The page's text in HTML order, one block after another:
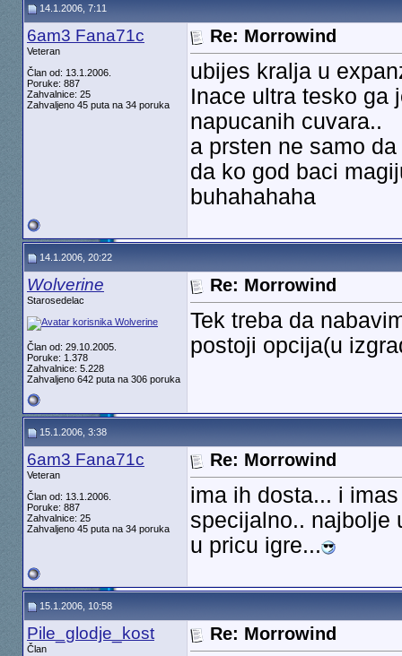
14.1.2006, 7:11
6am3 Fana71c
Veteran
Član od: 13.1.2006.
Poruke: 887
Zahvalnice: 25
Zahvaljeno 45 puta na 34 poruka
Re: Morrowind
ubijes kralja u
Inace ultra tesko ga
napucanih cuvara..
a prsten ne samo
da ko god baci
buhahahaha
14.1.2006, 20:22
Wolverine
Starosedelac
Član od: 29.10.2005.
Poruke: 1.378
Zahvalnice: 5.228
Zahvaljeno 642 puta na 306 poruka
Re: Morrowind
Tek treba da
postoji opcija(u
15.1.2006, 3:38
6am3 Fana71c
Veteran
Član od: 13.1.2006.
Poruke: 887
Zahvalnice: 25
Zahvaljeno 45 puta na 34 poruka
Re: Morrowind
ima ih dosta... i
specijalno.. najbolje
u pricu igre...
15.1.2006, 10:58
Pile_glodje_kost
Član
Re: Morrowind